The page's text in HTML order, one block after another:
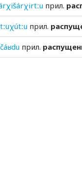
прил.
прил.
прил.